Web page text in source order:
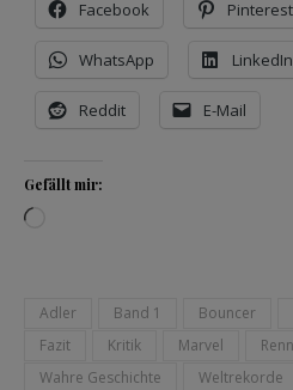
Facebook Pinterest
WhatsApp LinkedIn
Reddit E-Mail
Gefällt mir:
Adler Band 1 Bouncer
Fazit
Kritik Marvel
Wahre Geschichte
Weltrekorde